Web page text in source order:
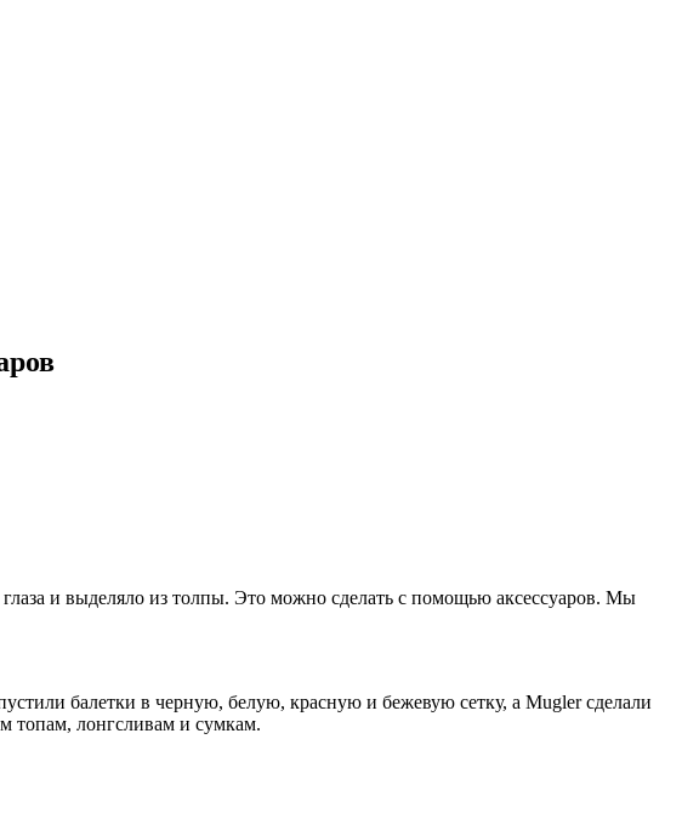
и выделяло из толпы. Это можно сделать с помощью аксессуаров. Мы
балетки в черную, белую, красную и бежевую сетку, а Mugler сделали
топам, лонгсливам и сумкам.